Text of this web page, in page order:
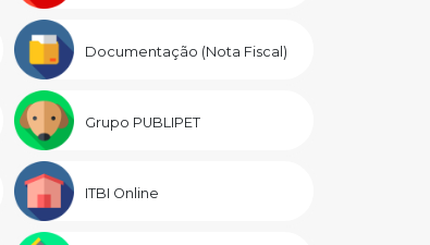
Documentação (Nota Fiscal)
Grupo PUBLIPET
ITBI Online